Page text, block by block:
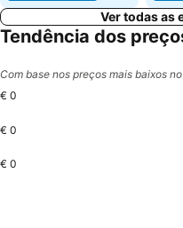
Ver todas as
Tendência dos
Com base nos preços mais baixos
€ 0
€ 0
€ 0